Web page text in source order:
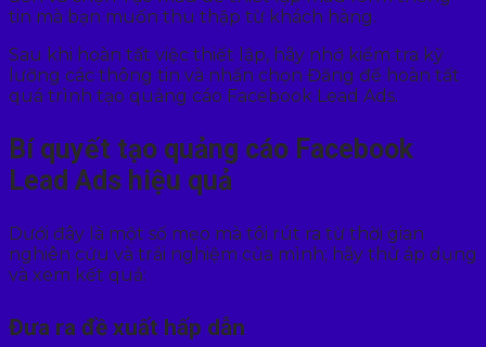
tin mà bạn muốn thu thập từ khách hàng.
Sau khi hoàn tất việc thiết lập, hãy nhớ kiểm tra kỹ
lưỡng các thông tin và nhấn chọn Đăng để hoàn tất
quá trình tạo quảng cáo Facebook Lead Ads.
Bí quyết tạo quảng cáo Facebook
Lead Ads hiệu quả
Dưới đây là một số mẹo mà tôi rút ra từ thời gian
nghiên cứu và trải nghiệm của mình; hãy thử áp dụng
và xem kết quả:
Đưa ra đề xuất hấp dẫn